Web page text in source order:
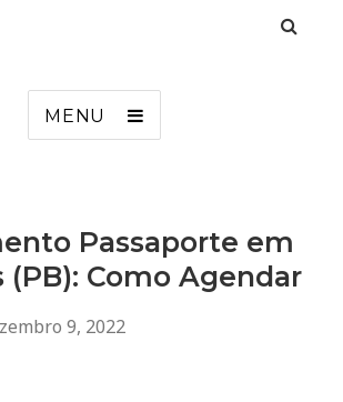
MENU
Passaporte em
(PB): Como Agendar
9, 2022